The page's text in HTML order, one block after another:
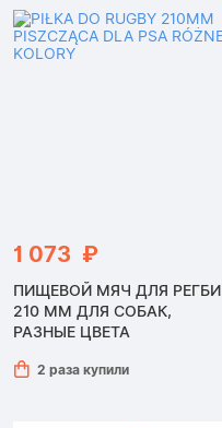
1 073 ₽
ПИЩЕВОЙ МЯЧ ДЛЯ РЕГБИ
210 ММ ДЛЯ СОБАК,
РАЗНЫЕ ЦВЕТА
2 раза купили